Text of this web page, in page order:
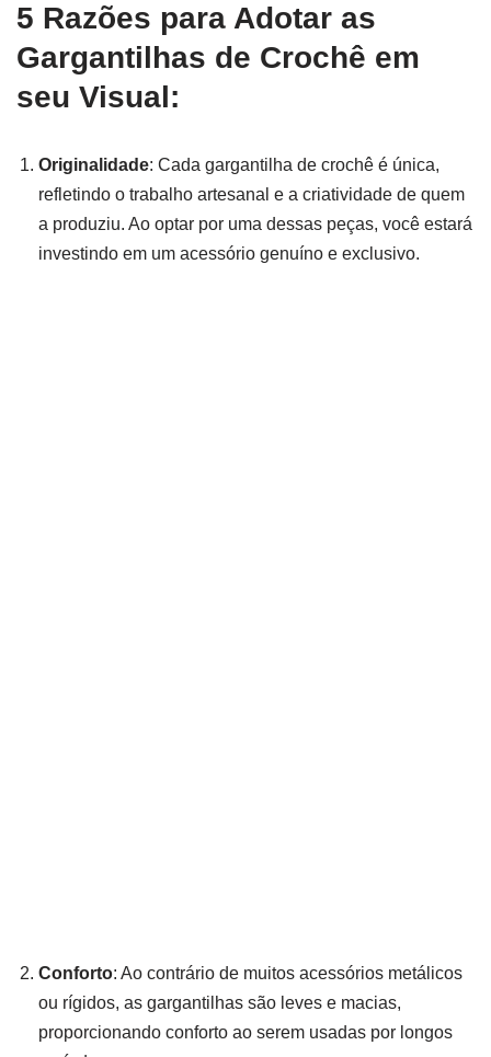
5 Razões para Adotar as
Gargantilhas de Crochê em
seu Visual:
Originalidade: Cada gargantilha de crochê é única,
refletindo o trabalho artesanal e a criatividade de quem
a produziu. Ao optar por uma dessas peças, você estará
investindo em um acessório genuíno e exclusivo.
Conforto: Ao contrário de muitos acessórios metálicos
ou rígidos, as gargantilhas são leves e macias,
proporcionando conforto ao serem usadas por longos